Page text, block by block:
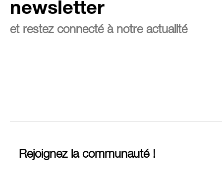
newsletter
et restez connecté à notre actualité
Rejoignez la communauté !